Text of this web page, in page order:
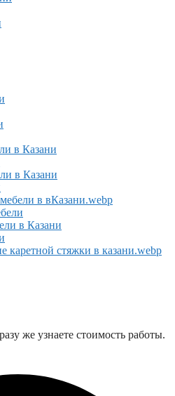
же узнаете стоимость работы.